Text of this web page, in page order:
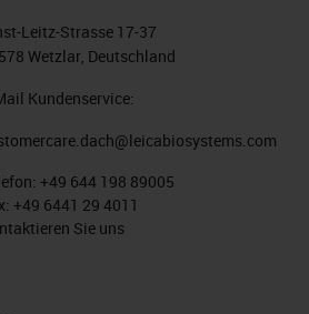
Leitz-Strasse 17-37
Wetzlar, Deutschland
Kundenservice:
+49 644 198 89005
+49 6441 29 4011
Sie uns